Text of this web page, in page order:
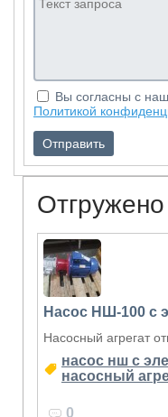
Вы согласны с
Политикой
Отгружено
Насос НШ-100 с
Насосный агрегат
насос нш с
насосный
0